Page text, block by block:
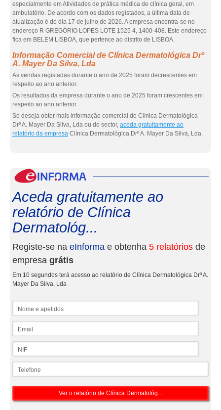
especialmente em Atividades de prática médica de clínica geral, em
ambulatório. De acordo com os dados registados, a última data de
atualização é do dia 17 de julho de 2026. A empresa encontra-se no
endereço R GREGÓRIO LOPES LOTE 1525 4, 1400-408. Este endereço
fica em BELEM LISBOA, que pertence ao distrito de LISBOA.
Informação Comercial de Clínica Dermatológica Drº
A. Mayer Da Silva, Lda
As vendas registadas durante o ano de 2025 foram decrescentes em
respeito ao ano anterior.
Os resultados da empresa durante o ano de 2025 foram crescentes em
respeito ao ano anterior.
Se deseja obter mais informação comercial de Clínica Dermatológica
Drº A. Mayer Da Silva, Lda ou do sector, aceda gratuitamente ao
relatório da empresa Clínica Dermatológica Drº A. Mayer Da Silva, Lda.
Aceda gratuitamente ao
relatório de Clínica
Dermatológ...
Registe-se na eInforma e obtenha 5 relatórios de
empresa grátis
Em 10 segundos terá acesso ao relatório de Clínica Dermatológica Drº A.
Mayer Da Silva, Lda